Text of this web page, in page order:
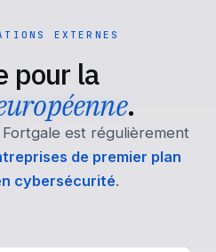
EXTERNES
pour la
.
est régulièrement
de premier plan
cybersécurité.